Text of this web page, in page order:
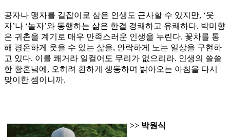
공자나 맹자를 길잡이로 삼은 인생도 근사할 수 있지만, ‘웃
자’나 ‘놀자’와 동행하는 삶은 한결 경쾌하고 유쾌하다. 박미향
은 귀촌을 계기로 매우 만족스러운 인생을 누린다. 꽃차를 통
해 평온하게 웃을 수 있는 삶을, 안락하게 노는 일상을 구현하
고 있다. 이를 쾌거라 일컬어도 무리가 없으리라. 인생의 쓸쓸
한 황혼녘에, 오히려 환하게 생동하며 밝아오는 아침을 다시
맞이한 셈이니까.
>> 박원식